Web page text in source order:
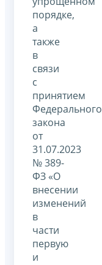
порядке,
а
также
в
связи
с
принятием
Федерального
закона
от
31.07.2023
№ 389-
ФЗ «О
внесении
изменений
в
части
первую
и